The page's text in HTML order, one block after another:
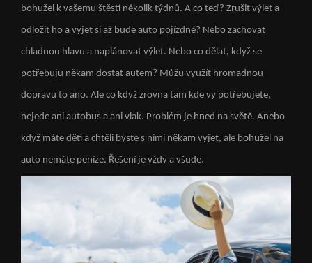
bohužel k vašemu štěstí několik týdnů. A co teď? Zrušit výlet a
odložit ho a vyjet si až bude auto pojízdné? Nebo zachovat
chladnou hlavu a naplánovat výlet. Nebo co dělat, když se
potřebuju někam dostat autem? Můžu využít hromadnou
dopravu to ano. Ale co když zrovna tam kde vy potřebujete,
nejede ani autobus a ani vlak. Problém je hned na světě. Anebo
když máte děti a chtěli byste s nimi někam vyjet, ale bohužel na
auto nemáte peníze. Řešení je vždy a všude.